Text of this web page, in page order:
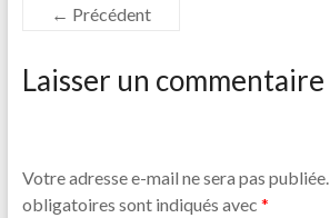
← Précédent
Laisser un commentaire
Votre adresse e-mail ne sera pas publiée.
obligatoires sont indiqués avec *